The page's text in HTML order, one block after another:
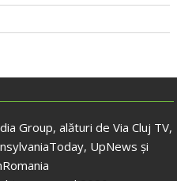
Group, alături de Via Cluj TV,
UpNews și